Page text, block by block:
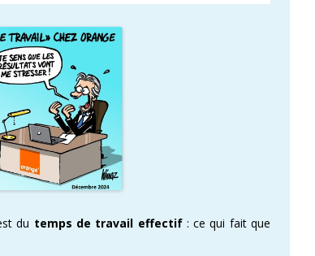
du temps de travail effectif: ce qui fait que